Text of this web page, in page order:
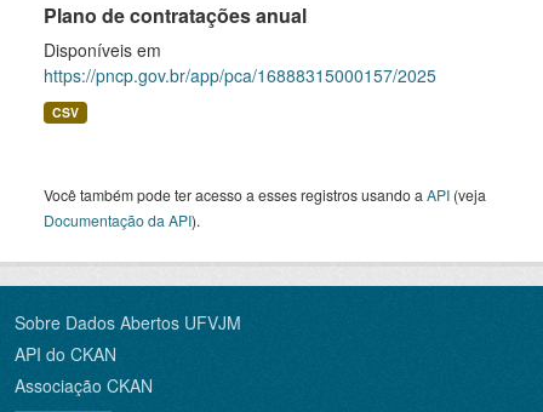
Plano de contratações anual
Disponíveis em
https://pncp.gov.br/app/pca/16888315000157/2025
CSV
Você também pode ter acesso a esses registros usando a API (veja
Documentação da API).
Sobre Dados Abertos UFVJM
API do CKAN
Associação CKAN